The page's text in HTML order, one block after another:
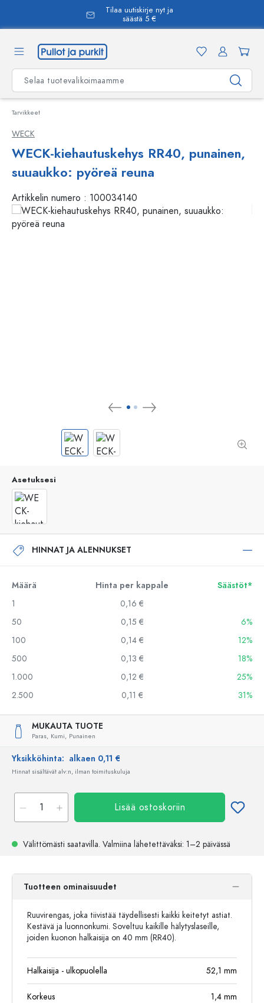
Tilaa uutiskirje nyt ja
säästä 5 €
Tarvikkeet
WECK
WECK-kiehautuskehys RR40, punainen,
suuaukko: pyöreä reuna
Artikkelin numero : 100034140
Asetuksesi
HINNAT JA ALENNUKSET
Määrä Hinta per kappale
Säästöt*
1
0,16 €
50
0,15 €
6%
100
0,14 €
12%
500
0,13 €
18%
1.000
0,12 €
25%
2.500
0,11 € 31%
MUKAUTA TUOTE
Paras, Kumi, Punainen
Yksikköhinta: alkaen 0,11 €
Hinnat sisältävät alv:n, ilman toimituskuluja
Lisää ostoskoriin
Välittömästi saatavilla. Valmiina lähetettäväksi: 1–2 päivässä
Tuotteen ominaisuudet
Ruuvirengas, joka tiivistää täydellisesti kaikki keitetyt astiat.
Kestävä ja luonnonkumi. Soveltuu kaikille hälytyslaseille,
joiden kuonon halkaisija on 40 mm (RR40).
Halkaisija - ulkopuolella 52,1 mm
Korkeus 1,4 mm